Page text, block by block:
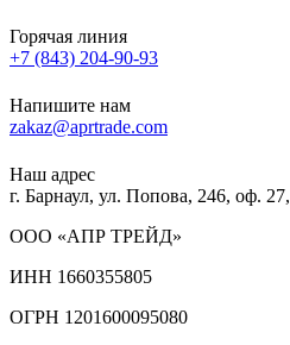
Горячая линия
+7 (843) 204-90-93
Напишите нам
zakaz@aprtrade.com
Наш адрес
г. Барнаул, ул. Попова, 246, оф.
ООО «АПР ТРЕЙД»
ИНН 1660355805
ОГРН 1201600095080